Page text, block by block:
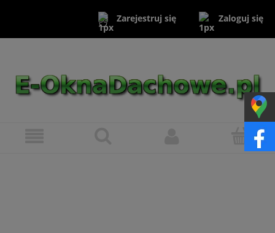
Zarejestruj się Zaloguj się